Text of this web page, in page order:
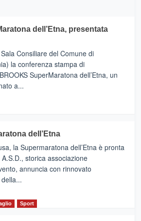
dell’Etna, presentata
Consiliare del Comune di
la conferenza stampa di
SuperMaratona dell’Etna, un
a...
dell’Etna
la Supermaratona dell’Etna è pronta
storica associazione
annuncia con rinnovato
Sport